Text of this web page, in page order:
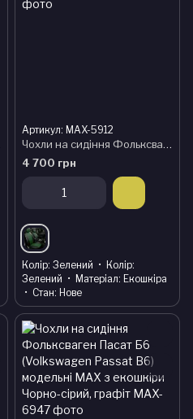
Артикул: MAX-5912
Чохли на сидіння Фольксваген Пасат Б6 (Volkswagen Passat B6) модельні MAX з екошкіри Чорно-зелений
4 700 грн
Колір Зелений
Колір
Зелений
Матеріал Екошкіра
Стан Нове